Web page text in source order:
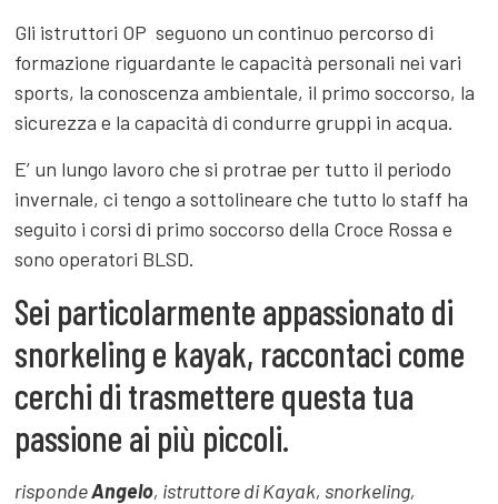
Gli istruttori OP seguono un continuo percorso di
formazione riguardante le capacità personali nei vari
sports, la conoscenza ambientale, il primo soccorso, la
sicurezza e la capacità di condurre gruppi in acqua.
E’ un lungo lavoro che si protrae per tutto il periodo
invernale, ci tengo a sottolineare che tutto lo staff ha
seguito i corsi di primo soccorso della Croce Rossa e
sono operatori BLSD.
Sei particolarmente appassionato di
snorkeling e kayak, raccontaci come
cerchi di trasmettere questa tua
passione ai più piccoli.
rispondeAngelo, istruttore di Kayak, snorkeling,